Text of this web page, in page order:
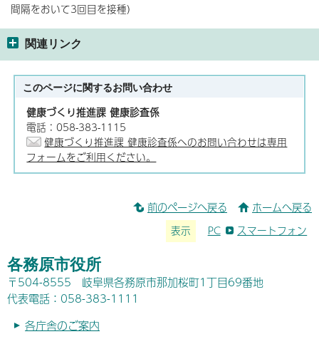
間隔をおいて3回目を接種）
関連リンク
このページに関するお問い合わせ
健康づくり推進課 健康診査係
電話：058-383-1115
健康づくり推進課 健康診査係へのお問い合わせは専用
フォームをご利用ください。
前のページへ戻る ホームへ戻る
表示 PC スマートフォン
各務原市役所
〒504-8555 岐阜県各務原市那加桜町1丁目69番地
代表電話：058-383-1111
各庁舎のご案内